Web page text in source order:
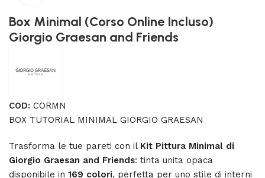
Box Minimal (Corso Online Incluso)
Giorgio Graesan and Friends
COD: CORMN
BOX TUTORIAL MINIMAL GIORGIO GRAESAN
Trasforma le tue pareti con il Kit Pittura Minimal di
Giorgio Graesan and Friends: tinta unita opaca
disponibile in 169 colori, perfetta per uno stile di interni